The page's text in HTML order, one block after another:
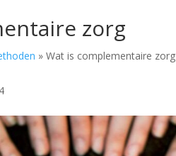
zorg
» Wat is complementaire zorg